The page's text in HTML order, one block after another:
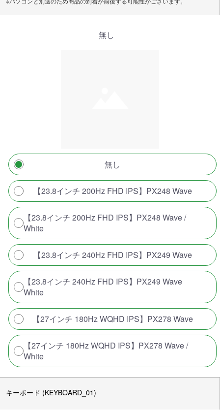
無し
無し
【23.8インチ 200Hz FHD IPS】PX248 Wave
【23.8インチ 200Hz FHD IPS】PX248 Wave /
White
【23.8インチ 240Hz FHD IPS】PX249 Wave
【23.8インチ 240Hz FHD IPS】PX249 Wave
White
【27インチ 180Hz WQHD IPS】PX278 Wave
【27インチ 180Hz WQHD IPS】PX278 Wave /
White
キーボード (KEYBOARD_01)